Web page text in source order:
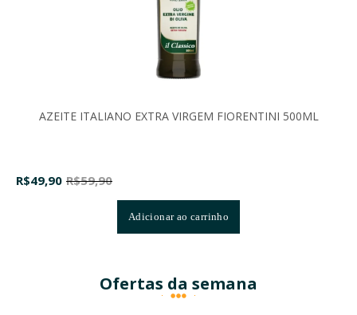
AZEITE ITALIANO EXTRA VIRGEM FIORENTINI 500ML
R$59,90
R$49,90
Adicionar ao carrinho
Ofertas da semana